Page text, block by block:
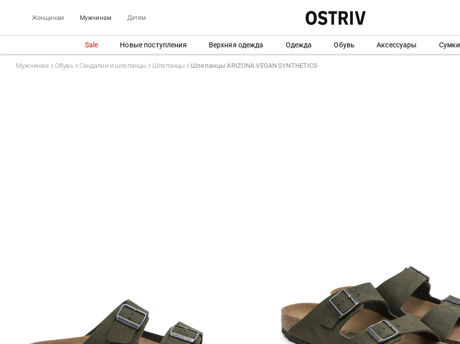
Женщинам Мужчинам Детям
Sale Новые поступления Верхняя одежда Одежда Обувь Аксессуары Сумки
Мужчинам Обувь Сандалии и шлепанцы Шлепанцы Шлепанцы ARIZONA VEGAN SYNTHETICS